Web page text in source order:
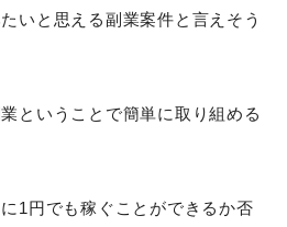
いと思える副業案件と言えそう
ということで簡単に取り組める
1円でも稼ぐことができるか否